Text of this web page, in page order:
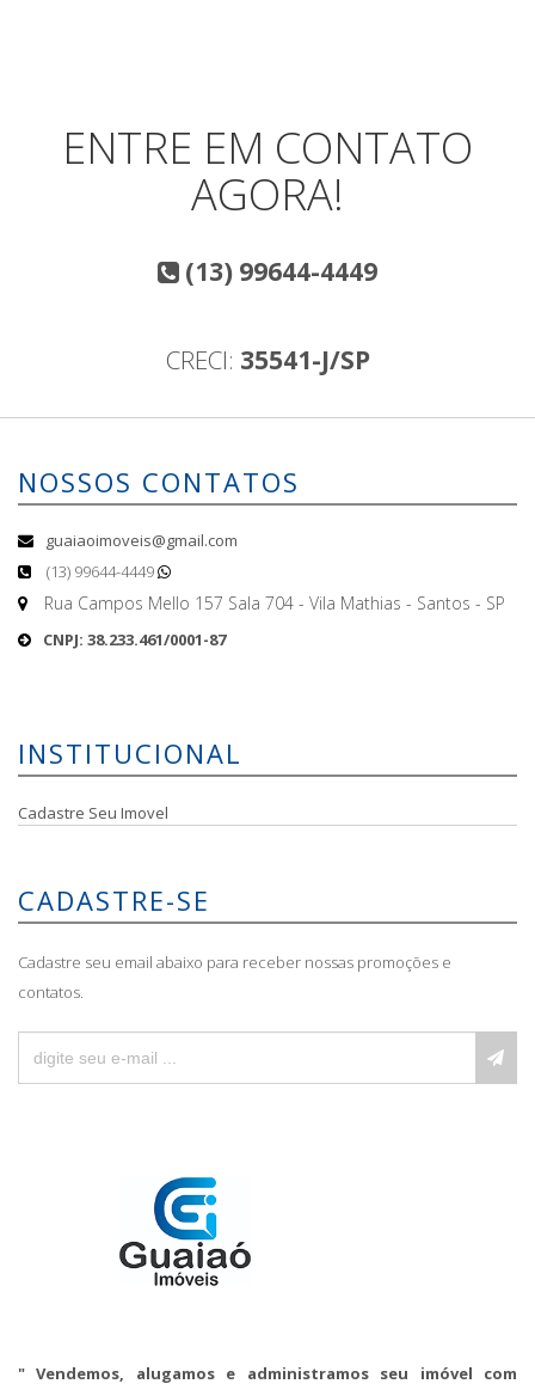
ENTRE EM CONTATO
AGORA!
(13) 99644-4449
CRECI: 35541-J/SP
NOSSOS CONTATOS
guaiaoimoveis@gmail.com
(13) 99644-4449
Rua Campos Mello 157 Sala 704 - Vila Mathias - Santos - SP
CNPJ: 38.233.461/0001-87
INSTITUCIONAL
Cadastre Seu Imovel
CADASTRE-SE
Cadastre seu email abaixo para receber nossas promoções e
contatos.
" Vendemos, alugamos e administramos seu imóvel com